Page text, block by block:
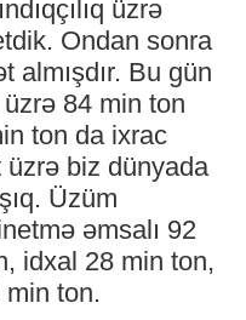
üzrə
Ondan sonra
almışdır. Bu gün
üzrə 84 min ton
ton da ixrac
biz dünyada
Üzüm
əmsalı 92
idxal 28 min ton,
ton.